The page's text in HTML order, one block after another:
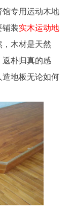
馆专用运动木地
铺装实木运动地
木材是天然
返朴归真的感
地板无论如何